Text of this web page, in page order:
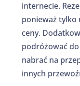
internecie.
ponieważ tylko
ceny.
podróżować
nabrać na
innych